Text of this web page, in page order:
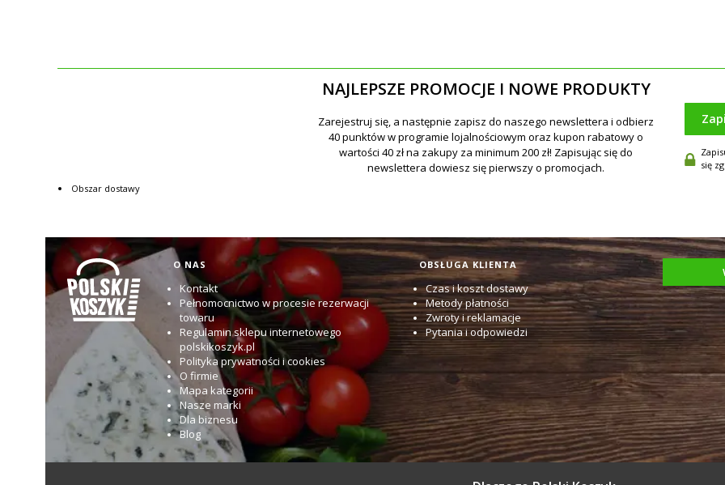
NAJLEPSZE PROMOCJE I NOWE PRODUKTY
się
Obszar dostawy
Linki w stopce
O NAS
Kontakt
Pełnomocnictwo w procesie rezerwacji
towaru
Regulamin sklepu internetowego
polskikoszyk.pl
Polityka prywatności i cookies
O firmie
Mapa kategorii
Nasze marki
Dla biznesu
Blog
OBSŁUGA KLIENTA
Czas i koszt dostawy
Metody płatności
Zwroty i reklamacje
Pytania i odpowiedzi